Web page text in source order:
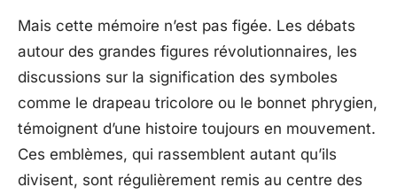
Mais cette mémoire n’est pas figée. Les débats
autour des grandes figures révolutionnaires, les
discussions sur la signification des symboles
comme le drapeau tricolore ou le bonnet phrygien,
témoignent d’une histoire toujours en mouvement.
Ces emblèmes, qui rassemblent autant qu’ils
divisent, sont régulièrement remis au centre des